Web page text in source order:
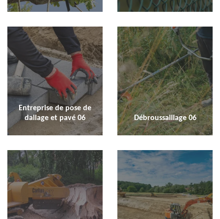
Entreprise de pose de
dallage et pavé 06
Débroussaillage 06